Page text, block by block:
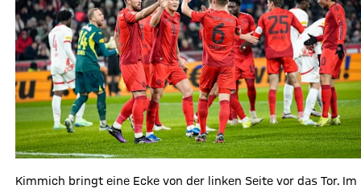
Kimmich bringt eine Ecke von der linken Seite vor das Tor. Im